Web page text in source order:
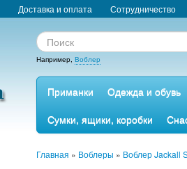
Доставка и оплата Сотрудничество
Например, Воблер
Приманки
Одежда и обувь
Сумки, ящики, коробки
Главная » Воблеры » Воблер Jackall